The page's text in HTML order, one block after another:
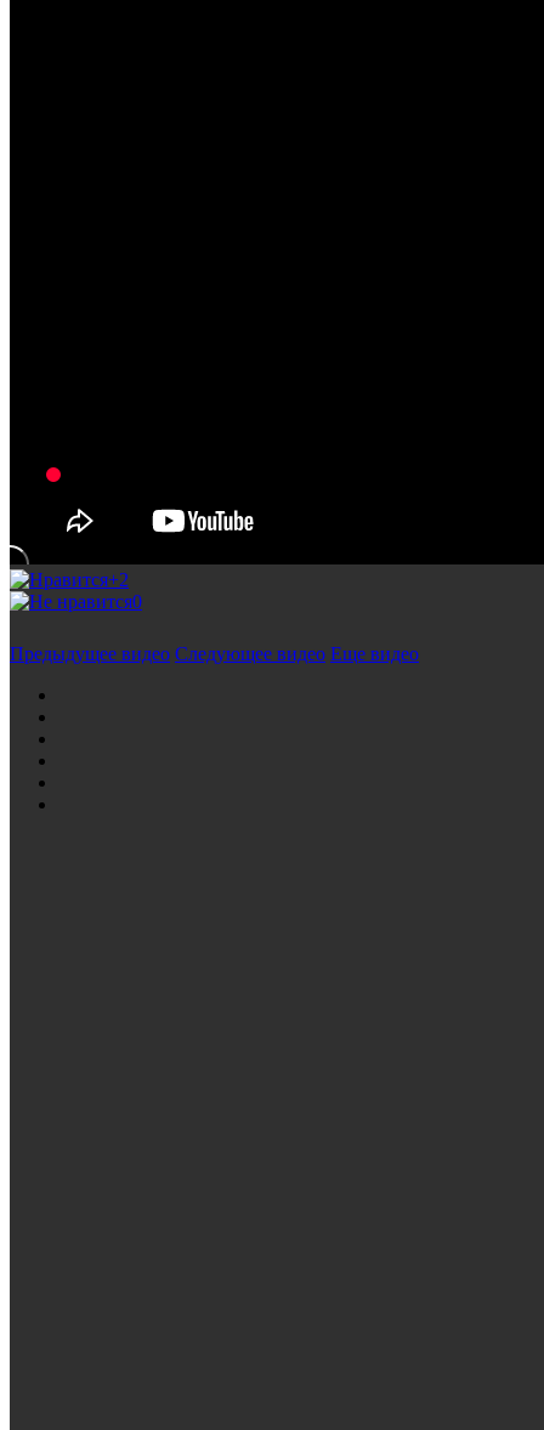
+2
0
Предыдущее видео Следующее видео Еще видео